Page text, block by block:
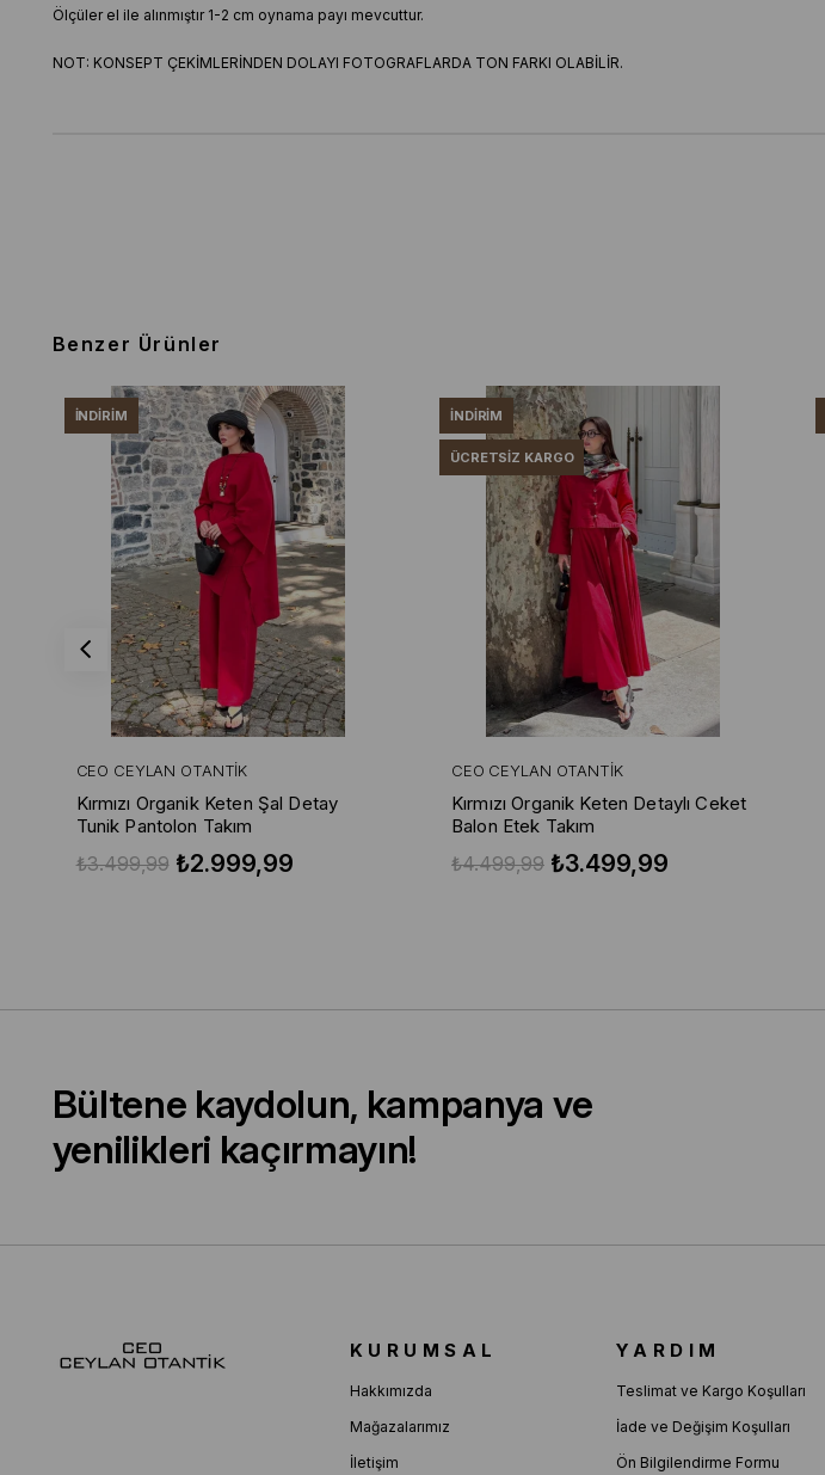
Ölçüler el ile alınmıştır 1-2 cm oynama payı mevcuttur.
NOT: KONSEPT ÇEKİMLERİNDEN DOLAYI FOTOGRAFLARDA TON FARKI OLABİLİR.
Benzer Ürünler
CEO CEYLAN OTANTIK
Kırmızı Organik Keten Şal Detay
Tunik Pantolon Takım
₺2.999,99
₺3.499,99
İNDIRIM
CEO CEYLAN OTANTIK
Kırmızı Organik Keten Detaylı Ceket
Balon Etek Takım
₺3.499,99
₺4.499,99
İNDIRIM
ÜCRETSIZ KARGO
Bültene kaydolun, kampanya ve
yenilikleri kaçırmayın!
KURUMSAL
Hakkımızda
Mağazalarımız
İletişim
YARDIM
Teslimat ve Kargo Koşulları
İade ve Değişim Koşulları
Ön Bilgilendirme Formu